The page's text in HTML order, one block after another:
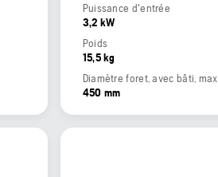
Puissance d'entrée
3,2 kW
Poids
15,5 kg
Diamètre foret, avec bâti, max
450 mm